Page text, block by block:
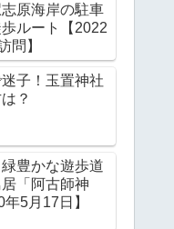
原海岸の駐車
ルート【2022
問】
子！玉置神社
？
緑豊かな遊歩道
「阿古師神
5月17日】